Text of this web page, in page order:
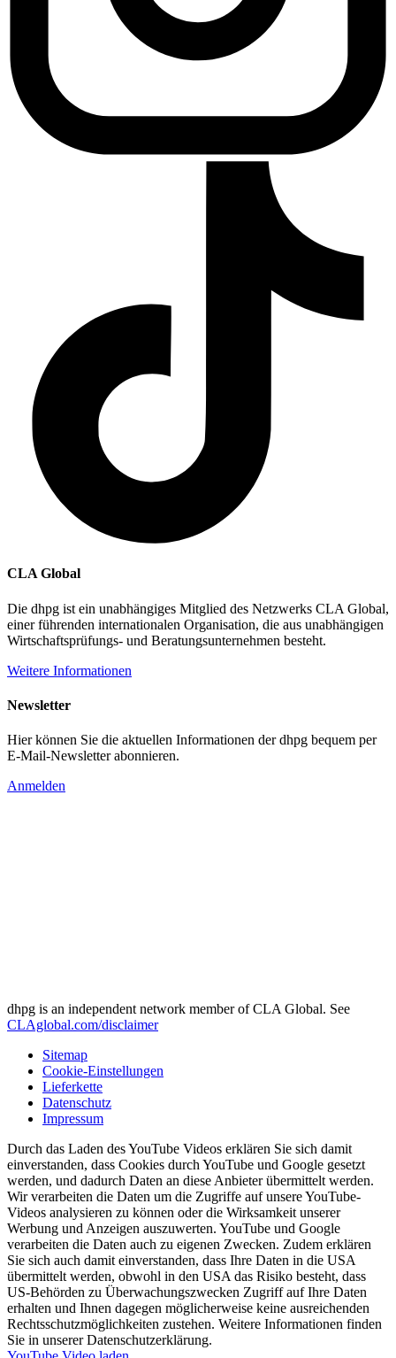
CLA Global
Die dhpg ist ein unabhängiges Mitglied des Netzwerks CLA Global,
einer führenden internationalen Organisation, die aus unabhängigen
Wirtschaftsprüfungs- und Beratungsunternehmen besteht.
Weitere Informationen
Newsletter
Hier können Sie die aktuellen Informationen der dhpg bequem per
E-Mail-Newsletter abonnieren.
Anmelden
dhpg is an independent network member of CLA Global. See
CLAglobal.com/disclaimer
Sitemap
Cookie-Einstellungen
Lieferkette
Datenschutz
Impressum
Durch das Laden des YouTube Videos erklären Sie sich damit
einverstanden, dass Cookies durch YouTube und Google gesetzt
werden, und dadurch Daten an diese Anbieter übermittelt werden.
Wir verarbeiten die Daten um die Zugriffe auf unsere YouTube-
Videos analysieren zu können oder die Wirksamkeit unserer
Werbung und Anzeigen auszuwerten. YouTube und Google
verarbeiten die Daten auch zu eigenen Zwecken. Zudem erklären
Sie sich auch damit einverstanden, dass Ihre Daten in die USA
übermittelt werden, obwohl in den USA das Risiko besteht, dass
US-Behörden zu Überwachungszwecken Zugriff auf Ihre Daten
erhalten und Ihnen dagegen möglicherweise keine ausreichenden
Rechtsschutzmöglichkeiten zustehen. Weitere Informationen finden
Sie in unserer Datenschutzerklärung.